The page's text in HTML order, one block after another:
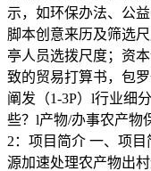
示，如环保办法、公
脚本创意来历及筛选
亭人员选拨尺度；资
致的贸易打算书，包
阐发（1-3P）l行业细
些？l产物/办事农产物
2：项目简介 一、项
源加速处理农产物出